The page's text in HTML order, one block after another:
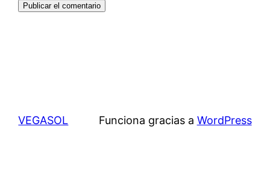
VEGASOL Funciona gracias a WordPress